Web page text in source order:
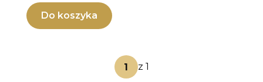
Do koszyka
z 1